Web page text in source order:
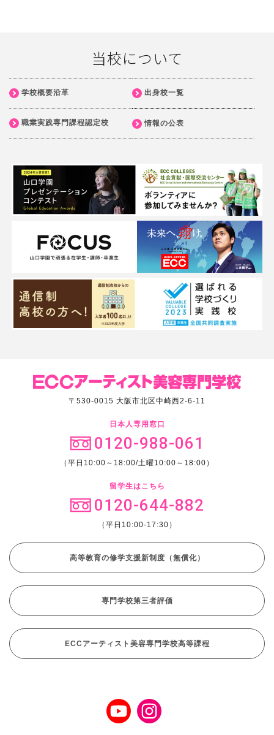
当校について
学校概要沿革 出身校一覧
職業実践専門課程認定校 情報の公表
〒530-0015 大阪市北区中崎西2-6-11
日本人専用窓口
0120-988-061
（平日10:00～18:00/土曜10:00～18:00）
留学生はこちら
0120-644-882
（平日10:00-17:30）
高等教育の修学支援新制度（無償化）
専門学校第三者評価
ECCアーティスト美容専門学校高等課程